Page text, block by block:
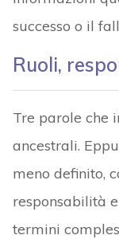
successo o il
Ruoli,
Tre parole che
ancestrali.
meno definito,
responsabilità
termini